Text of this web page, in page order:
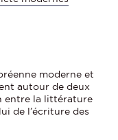
moderne et
autour de deux
entre la littérature
de l’écriture des